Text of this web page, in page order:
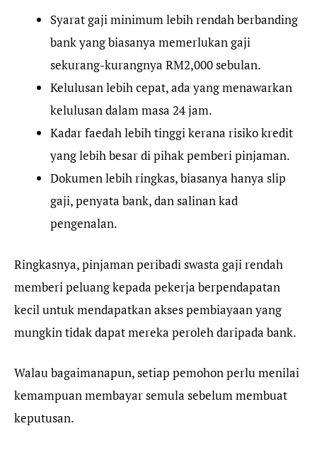
Syarat gaji minimum lebih rendah berbanding
bank yang biasanya memerlukan gaji
sekurang-kurangnya RM2,000 sebulan.
Kelulusan lebih cepat, ada yang menawarkan
kelulusan dalam masa 24 jam.
Kadar faedah lebih tinggi kerana risiko kredit
yang lebih besar di pihak pemberi pinjaman.
Dokumen lebih ringkas, biasanya hanya slip
gaji, penyata bank, dan salinan kad
pengenalan.
Ringkasnya, pinjaman peribadi swasta gaji rendah
memberi peluang kepada pekerja berpendapatan
kecil untuk mendapatkan akses pembiayaan yang
mungkin tidak dapat mereka peroleh daripada bank.
Walau bagaimanapun, setiap pemohon perlu menilai
kemampuan membayar semula sebelum membuat
keputusan.